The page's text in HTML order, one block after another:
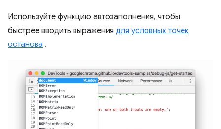
Используйте функцию автозаполнения, чтобы
быстрее вводить выражения для условных точек
останова .